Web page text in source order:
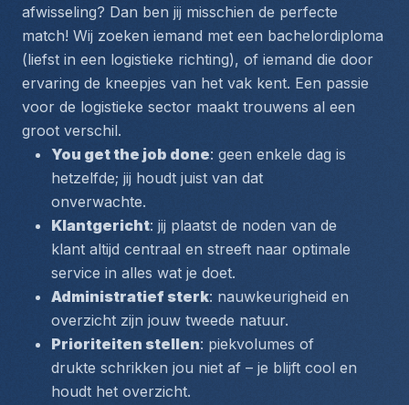
afwisseling? Dan ben jij misschien de perfecte
match! Wij zoeken iemand met een bachelordiploma
(liefst in een logistieke richting), of iemand die door
ervaring de kneepjes van het vak kent. Een passie
voor de logistieke sector maakt trouwens al een
groot verschil.
You get the job done: geen enkele dag is
hetzelfde; jij houdt juist van dat
onverwachte.
Klantgericht: jij plaatst de noden van de
klant altijd centraal en streeft naar optimale
service in alles wat je doet.
Administratief sterk: nauwkeurigheid en
overzicht zijn jouw tweede natuur.
Prioriteiten stellen: piekvolumes of
drukte schrikken jou niet af – je blijft cool en
houdt het overzicht.